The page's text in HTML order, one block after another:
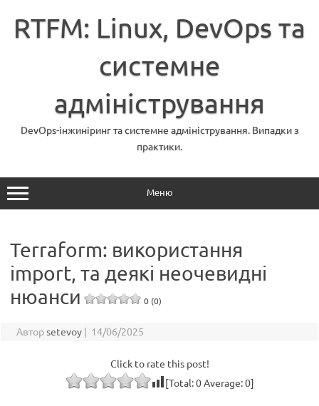
вмістуRTFM: Linux, DevOps та
системне
адміністрування
DevOps-інжиніринг та системне адміністрування. Випадки з
практики.
Меню
Terraform: використання
import, та деякі неочевидні
нюанси
0 (0)
Авторsetevoy | 14/06/2025
Click to rate this post!
[Total:0Average:0]